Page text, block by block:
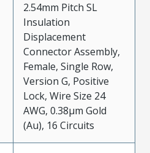
2.54mm Pitch SL
Insulation
Displacement
Connector Assembly,
Female, Single Row,
Version G, Positive
Lock, Wire Size 24
AWG, 0.38µm Gold
(Au), 16 Circuits